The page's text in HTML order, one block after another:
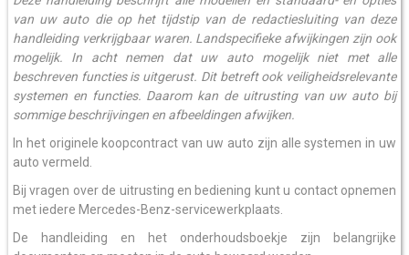
van uw auto die op het tijdstip van de redactiesluiting van deze
handleiding verkrijgbaar waren. Landspecifieke afwijkingen zijn ook
mogelijk. In acht nemen dat uw auto mogelijk niet met alle
beschreven functies is uitgerust. Dit betreft ook veiligheidsrelevante
systemen en functies. Daarom kan de uitrusting van uw auto bij
sommige beschrijvingen en afbeeldingen afwijken.
In het originele koopcontract van uw auto zijn alle systemen in uw
auto vermeld.
Bij vragen over de uitrusting en bediening kunt u contact opnemen
met iedere Mercedes-Benz-servicewerkplaats.
De handleiding en het onderhoudsboekje zijn belangrijke